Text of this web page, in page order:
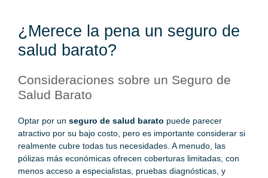
¿Merece la pena un seguro de
salud barato?
Consideraciones sobre un Seguro de
Salud Barato
Optar por un seguro de salud barato puede parecer
atractivo por su bajo costo, pero es importante considerar si
realmente cubre todas tus necesidades. A menudo, las
pólizas más económicas ofrecen coberturas limitadas, con
menos acceso a especialistas, pruebas diagnósticas, y